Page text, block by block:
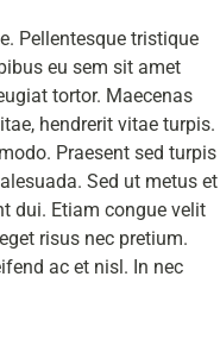
Pellentesque tristique
eu sem sit amet
tortor. Maecenas
hendrerit vitae turpis.
Praesent sed turpis
Sed ut metus et
dui. Etiam congue velit
risus nec pretium.
ac et nisl. In nec